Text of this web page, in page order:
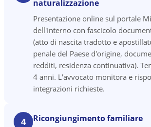
naturalizzazione
Presentazione online sul portale
dell'Interno con fascicolo
(atto di nascita tradotto e
penale del Paese d'origine,
redditi, residenza continuativa).
4 anni. L'avvocato monitora e
integrazioni richieste.
4 Ricongiungimento familiare